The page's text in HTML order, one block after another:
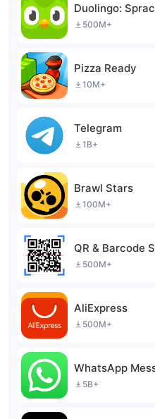
Duolingo:
500M+
Pizza Ready
10M+
Telegram
1B+
Brawl Stars
100M+
QR & Barcode
500M+
AliExpress
500M+
WhatsApp
5B+